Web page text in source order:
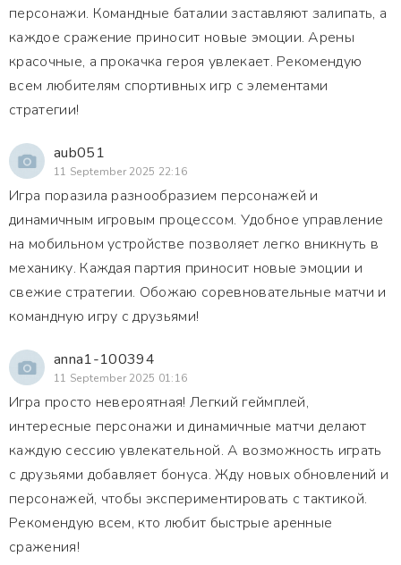
персонажи. Командные баталии заставляют залипать, а
каждое сражение приносит новые эмоции. Арены
красочные, а прокачка героя увлекает. Рекомендую
всем любителям спортивных игр с элементами
стратегии!
aub051
11 September 2025 22:16
Игра поразила разнообразием персонажей и
динамичным игровым процессом. Удобное управление
на мобильном устройстве позволяет легко вникнуть в
механику. Каждая партия приносит новые эмоции и
свежие стратегии. Обожаю соревновательные матчи и
командную игру с друзьями!
anna1-100394
11 September 2025 01:16
Игра просто невероятная! Легкий геймплей,
интересные персонажи и динамичные матчи делают
каждую сессию увлекательной. А возможность играть
с друзьями добавляет бонуса. Жду новых обновлений и
персонажей, чтобы экспериментировать с тактикой.
Рекомендую всем, кто любит быстрые аренные
сражения!